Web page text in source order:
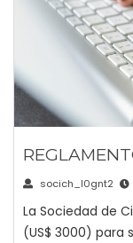
socich_l0gnt2
La Sociedad de
(US$ 3000) para